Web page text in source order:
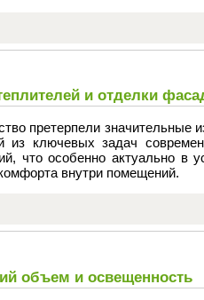
и отделки
претерпели значительные
ключевых задач
что особенно актуально в
внутри помещений.
объем и освещенность